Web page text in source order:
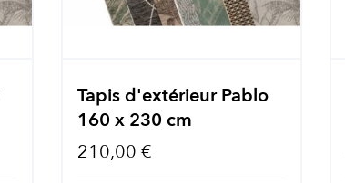
Tapis d'extérieur Pablo
160 x 230 cm
210,00 €